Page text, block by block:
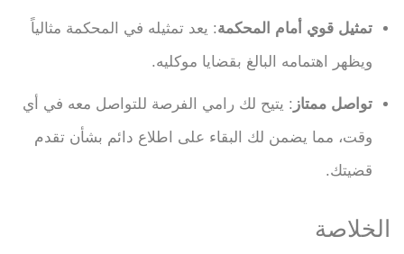
تمثيل قوي أمام المحكمة: يعد تمثيله في المحكمة مثالياً
ويظهر اهتمامه البالغ بقضايا موكليه.
تواصل ممتاز : يتيح لك رامي الفرصة للتواصل معه في أي
وقت، مما يضمن لك البقاء على اطلاع دائم بشأن تقدم
قضيتك.
الخلاصة